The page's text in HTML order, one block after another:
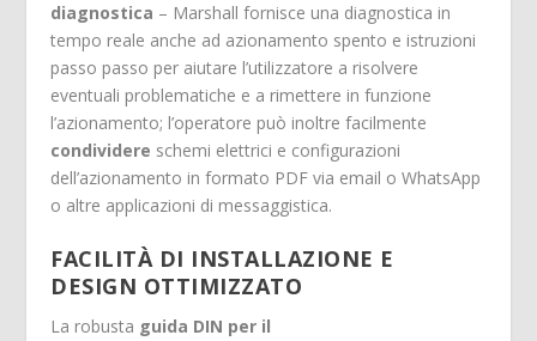
diagnostica – Marshall fornisce una diagnostica in
tempo reale anche ad azionamento spento e istruzioni
passo passo per aiutare l’utilizzatore a risolvere
eventuali problematiche e a rimettere in funzione
l’azionamento; l’operatore può inoltre facilmente
condividere schemi elettrici e configurazioni
dell’azionamento in formato PDF via email o WhatsApp
o altre applicazioni di messaggistica.
FACILITÀ DI INSTALLAZIONE E
DESIGN OTTIMIZZATO
La robusta guida DIN per il